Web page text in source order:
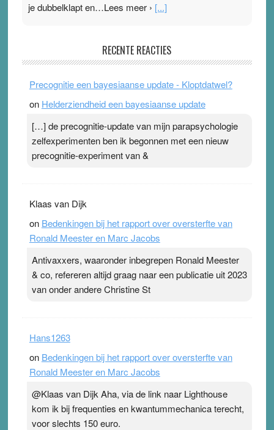
je dubbelklapt en…Lees meer › [...]
Ward van Beek
topsporters. Ze hopen ermee hun hartslag te verlagen
terwijl ze meer zuurstof opnemen. Daarop heeft zo’n
ademen’ kan goud waard zijn. Door…Lees meer
Pleisterplakkers in de topspsort ›[...]
RECENTE REACTIES
Precognitie een bayesiaanse update - Kloptdatwel?
on Helderziendheid een bayesiaanse update
[…] de precognitie-update van mijn parapsychologie
zelfexperimenten ben ik begonnen met een nieuw
precognitie-experiment van &
Klaas van Dijk
on Bedenkingen bij het rapport over oversterfte van
Ronald Meester en Marc Jacobs
Antivaxxers, waaronder inbegrepen Ronald Meester
& co, refereren altijd graag naar een publicatie uit 2023
van onder andere Christine St
Hans1263
on Bedenkingen bij het rapport over oversterfte van
Ronald Meester en Marc Jacobs
@Klaas van Dijk Aha, via de link naar Lighthouse
kom ik bij frequenties en kwantummechanica terecht,
voor slechts 150 euro.